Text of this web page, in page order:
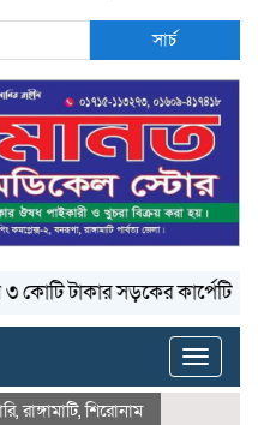
সার্চ
টাকার সড়কের কার্পেটিং উঠে
Toggle
,রাঙ্গামাটি,শিরোনাম